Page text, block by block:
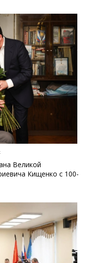
Великой
Кищенко с 100-